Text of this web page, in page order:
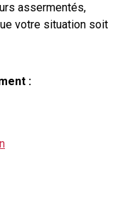
assermentés,
votre situation soit
: